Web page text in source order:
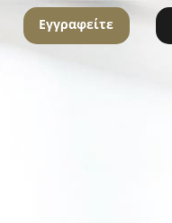
Εγγραφείτε